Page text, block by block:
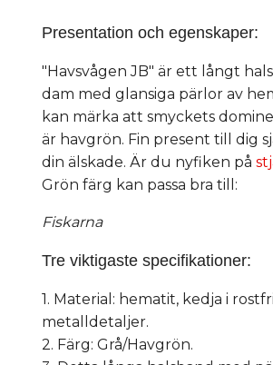
Presentation och egenskaper:
"Havsvågen JB" är ett långt
dam med glansiga pärlor av
kan märka att smyckets
är havgrön. Fin present till dig
din älskade. Är du nyfiken på
Grön färg kan passa bra till:
Fiskarna
Tre viktigaste specifikationer:
1. Material: hematit, kedja i
metalldetaljer.
2. Färg: Grå/Havgrön.